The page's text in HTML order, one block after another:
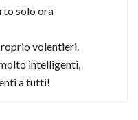
solo ora
volentieri.
intelligenti,
a tutti!